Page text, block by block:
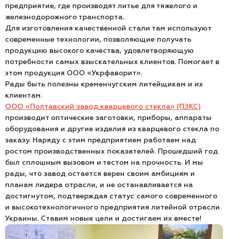
предприятие, где производят литье для тяжелого и
железнодорожного транспорта.
Для изготовления качественной стали там используют
современные технологии, позволяющие получать
продукцию высокого качества, удовлетворяющую
потребности самых взыскательных клиентов. Помогает в
этом продукция ООО «Укрфаворит».
Рады быть полезны кременчугским литейщикам и их
клиентам.
ООО «Полтавский завод кварцевого стекла» (ПЗКС)
производит оптические заготовки, приборы, аппараты
оборудования и другие изделия из кварцевого стекла по
заказу. Наряду с этим предприятием работаем над
ростом производственных показателей. Прошедший год
был сплошным вызовом и тестом на прочность. И мы
рады, что завод остается верен своим амбициям и
планам лидера отрасли, и не останавливается на
достигнутом, подтверждая статус самого современного
и высокотехнологичного предприятия литейной отрасли
Украины. Ставим новые цели и достигаем их вместе!